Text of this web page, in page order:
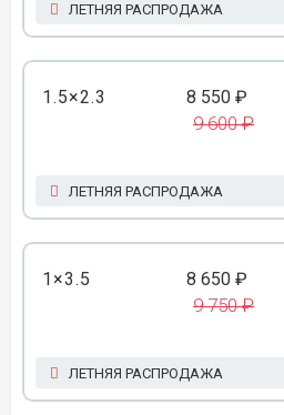
ЛЕТНЯЯ РАСПРОДАЖА
1.5×2.3 8 550 ₽
9 600 ₽
ЛЕТНЯЯ РАСПРОДАЖА
1×3.5 8 650 ₽
9 750 ₽
ЛЕТНЯЯ РАСПРОДАЖА